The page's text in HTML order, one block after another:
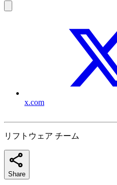
x.com
リフトウェア チーム
Share